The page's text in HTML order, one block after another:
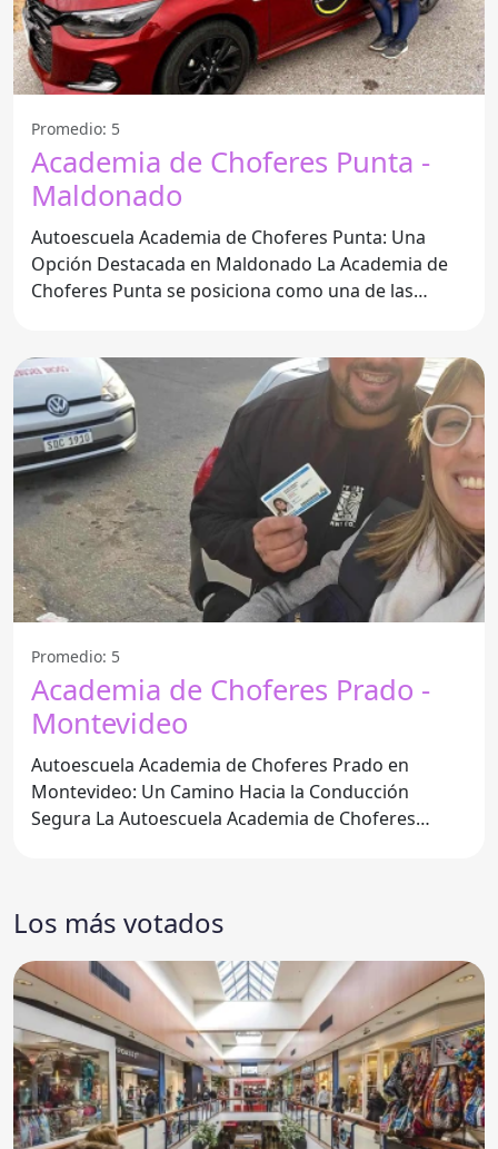
Promedio: 5
Academia de Choferes Punta -
Maldonado
Autoescuela Academia de Choferes Punta: Una
Opción Destacada en Maldonado La Academia de
Choferes Punta se posiciona como una de las
Promedio: 5
Academia de Choferes Prado -
Montevideo
Autoescuela Academia de Choferes Prado en
Montevideo: Un Camino Hacia la Conducción
Segura La Autoescuela Academia de Choferes
Los más votados